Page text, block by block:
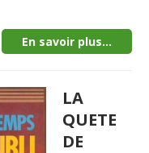
En savoir plus...
LA
QUETE
DE